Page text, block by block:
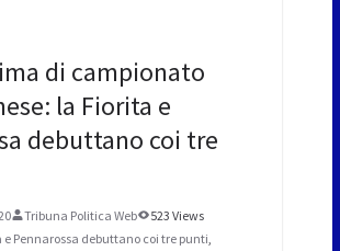
di campionato
la Fiorita e
debuttano coi tre
Tribuna Politica Web
523 Views
e Pennarossa debuttano coi tre punti